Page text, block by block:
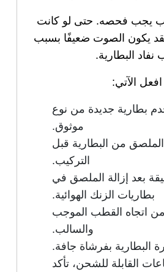
يجب فحصه. حتى لو كانت
يكون الصوت ضعيفًا بسبب
نفاد البطارية.
افعل الآتي:
بطارية جديدة من نوع
موثوق.
الملصق من البطارية قبل
التركيب.
بعد إزالة الملصق في
بطاريات الزنك الهوائية.
من اتجاه القطب الموجب
والسالب.
بفرشاة جافة.
القابلة للشحن، تأكد